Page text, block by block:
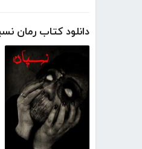
دانلود کتاب رمان